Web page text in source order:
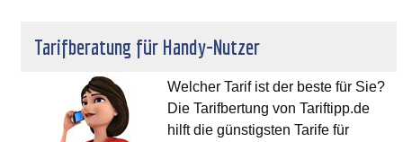
Tarifberatung für Handy-Nutzer
Welcher Tarif ist der beste für Sie?
Die Tarifbertung von Tariftipp.de
hilft die günstigsten Tarife für